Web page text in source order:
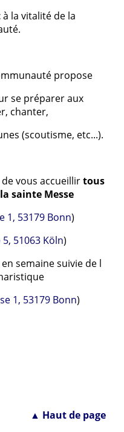
à la vitalité de la
propose
se préparer aux
chanter,
(scoutisme, etc...).
vous accueillirtous
sainte Messe
1, 53179 Bonn)
51063 Köln)
semaine suivie de l
1, 53179 Bonn)
▲ Haut de page